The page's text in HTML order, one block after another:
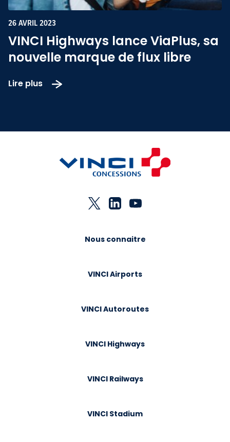
26 AVRIL 2023
VINCI Highways lance ViaPlus, sa
nouvelle marque de flux libre
Lire plus
Nous connaitre
VINCI Airports
VINCI Autoroutes
VINCI Highways
VINCI Railways
VINCI Stadium